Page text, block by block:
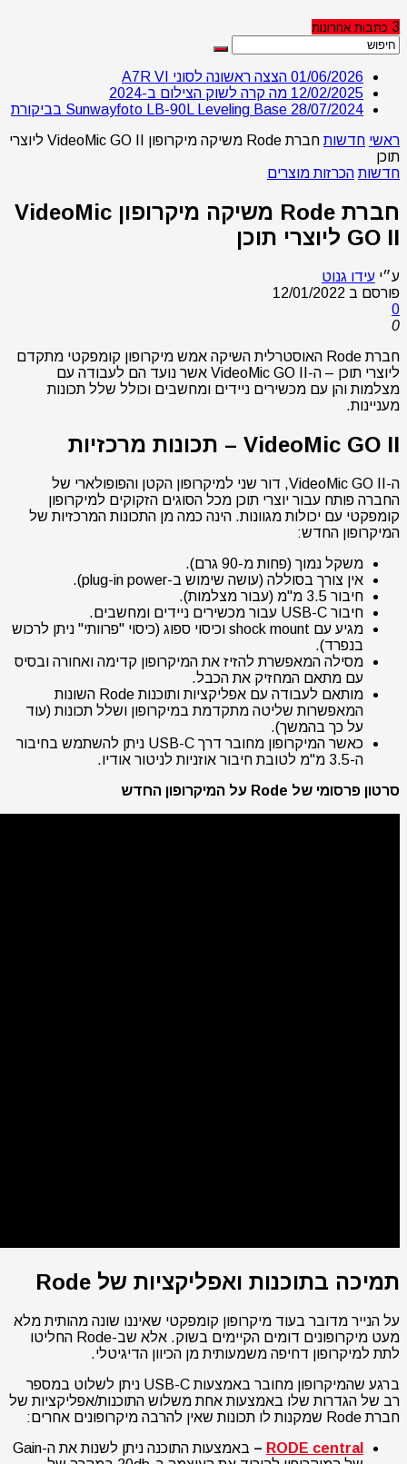
3 כתבות אחרונות
01/06/2026 הצצה ראשונה לסוני A7R VI
12/02/2025 מה קרה לשוק הצילום ב-2024
28/07/2024 Sunwayfoto LB-90L Leveling Base בביקורת
ראשי חדשות
חברת Rode משיקה מיקרופון VideoMic GO II ליוצרי
תוכן
חדשות הכרזות מוצרים
חברת Rode משיקה מיקרופון VideoMic
GO II ליוצרי תוכן
ע״י עידו גנוט
פורסם ב 12/01/2022
0
0
חברת Rode האוסטרלית השיקה אמש מיקרופון קומפקטי מתקדם
ליוצרי תוכן – ה-VideoMic GO II אשר נועד הם לעבודה עם
מצלמות והן עם מכשירים ניידים ומחשבים וכולל שלל תכונות
מעניינות.
VideoMic GO II – תכונות מרכזיות
ה-VideoMic GO II, דור שני למיקרופון הקטן והפופולארי של
החברה פותח עבור יוצרי תוכן מכל הסוגים הזקוקים למיקרופון
קומפקטי עם יכולות מגוונות. הינה כמה מן התכונות המרכזיות של
המיקרופון החדש:
משקל נמוך (פחות מ-90 גרם).
אין צורך בסוללה (עושה שימוש ב-plug-in power).
חיבור 3.5 מ"מ (עבור מצלמות).
חיבור USB-C עבור מכשירים ניידים ומחשבים.
מגיע עם shock mount וכיסוי ספוג (כיסוי "פרוותי" ניתן לרכוש
בנפרד).
מסילה המאפשרת להזיז את המיקרופון קדימה ואחורה ובסיס
עם מתאם המחזיק את הכבל.
מותאם לעבודה עם אפליקציות ותוכנות Rode השונות
המאפשרות שליטה מתקדמת במיקרופון ושלל תכונות (עוד
על כך בהמשך).
כאשר המיקרופון מחובר דרך USB-C ניתן להשתמש בחיבור
ה-3.5 מ"מ לטובת חיבור אוזניות לניטור אודיו.
סרטון פרסומי של Rode על המיקרופון החדש
תמיכה בתוכנות ואפליקציות של Rode
על הנייר מדובר בעוד מיקרופון קומפקטי שאיננו שונה מהותית מלא
מעט מיקרופונים דומים הקיימים בשוק. אלא שב-Rode החליטו
לתת למיקרופון דחיפה משמעותית מן הכיוון הדיגיטלי.
ברגע שהמיקרופון מחובר באמצעות USB-C ניתן לשלוט במספר
רב של הגדרות שלו באמצעות אחת משלוש התוכנות/אפליקציות של
חברת Rode שמקנות לו תכונות שאין להרבה מיקרופונים אחרים:
RODE central
–
באמצעות התוכנה ניתן לשנות את ה-Gain